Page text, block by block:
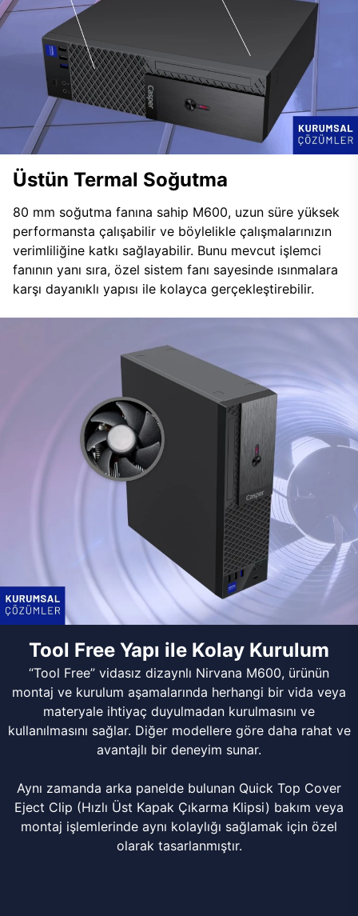
Üstün Termal Soğutma
80 mm soğutma fanına sahip M600, uzun süre yüksek
performansta çalışabilir ve böylelikle çalışmalarınızın
verimliliğine katkı sağlayabilir. Bunu mevcut işlemci
fanının yanı sıra, özel sistem fanı sayesinde ısınmalara
karşı dayanıklı yapısı ile kolayca gerçekleştirebilir.
Tool Free Yapı ile Kolay Kurulum
“Tool Free” vidasız dizaynlı Nirvana M600, ürünün
montaj ve kurulum aşamalarında herhangi bir vida veya
materyale ihtiyaç duyulmadan kurulmasını ve
kullanılmasını sağlar. Diğer modellere göre daha rahat ve
avantajlı bir deneyim sunar.
Aynı zamanda arka panelde bulunan Quick Top Cover
Eject Clip (Hızlı Üst Kapak Çıkarma Klipsi) bakım veya
montaj işlemlerinde aynı kolaylığı sağlamak için özel
olarak tasarlanmıştır.